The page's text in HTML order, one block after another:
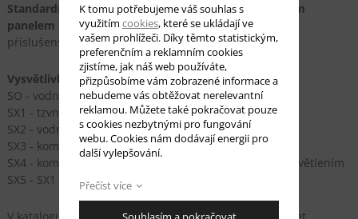
Standardní oválná oboustranná vana s odnímatelným
panelem vyrobená z akrylu.Vanu je možné osadit
příslušenstvím dle nabídky v katalogu.
Vysvětlivky k nabídce:
SO - vodní masáž s 6 -10 tryskami
SX1 - tzvn. perlička s 8 - 22 vzduchovými tryskami
SX2 - vodní masáž s 8 - 15 miniaturními tryskami
SX3 - kombinace SX1 a SX2
SX4 - kombinace SX1 a SX2 s 8 - 15 LED zapuštěným osvětlením
SX5 - SX1 s 8 - 15 LED zapuštěným osvětlením
K tomu potřebujeme váš souhlas s
využitím cookies, které se ukládají ve
vašem prohlížeči. Díky těmto statistickým,
preferenčním a reklamním cookies
zjistíme, jak náš web používáte,
přizpůsobíme vám zobrazené informace a
nebudeme vás obtěžovat nerelevantní
reklamou. Můžete také pokračovat pouze
s cookies nezbytnými pro fungování
webu. Cookies nám dodávají energii pro
další vylepšování.
Přečíst více